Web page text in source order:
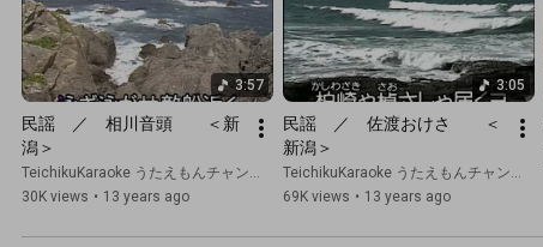
3:57
民謡　／　相川音頭　　＜新
潟＞
TeichikuKaraoke うたえもんチャンネル
30K views • 13 years ago
3:05
民謡　／　佐渡おけさ　　＜
新潟＞
TeichikuKaraoke うたえもんチャンネル
69K views • 13 years ago